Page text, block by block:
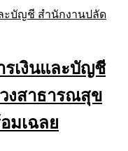
เงินและบัญชี
งสาธารณสุข
มเฉลย